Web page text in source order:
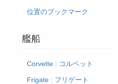
位置のブックマーク
艦船
Corvette : コルベット
Frigate : フリゲート